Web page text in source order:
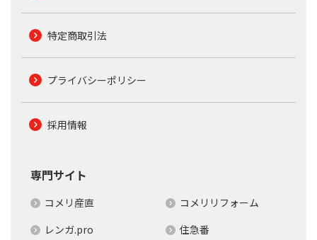
特定商取引法
プライバシーポリシー
採用情報
専門サイト
コメリ産直
コメリリフォーム
レンガ.pro
住急番